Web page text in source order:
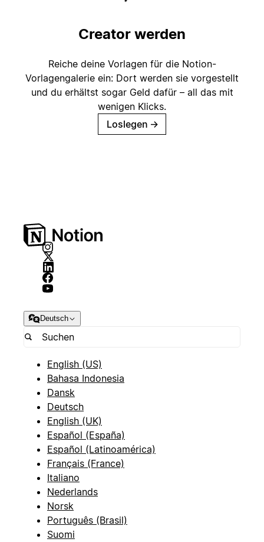
Creator werden
Reiche deine Vorlagen für die Notion-
Vorlagengalerie ein: Dort werden sie vorgestellt
und du erhältst sogar Geld dafür – all das mit
wenigen Klicks.
Loslegen →
Deutsch
English (US)
Bahasa Indonesia
Dansk
Deutsch
English (UK)
Español (España)
Español (Latinoamérica)
Français (France)
Italiano
Nederlands
Norsk
Português (Brasil)
Suomi